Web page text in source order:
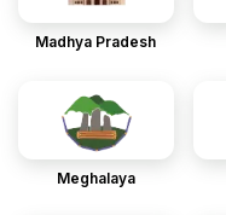
Madhya Pradesh
Meghalaya